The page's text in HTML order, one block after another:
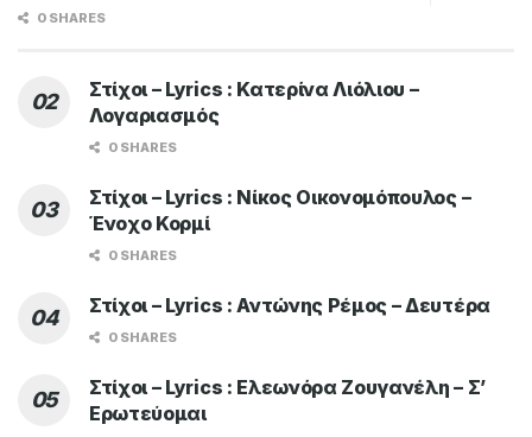
0 SHARES
Στίχοι – Lyrics : Κατερίνα Λιόλιου –
Λογαριασμός
0 SHARES
Στίχοι – Lyrics : Νίκος Οικονομόπουλος –
Ένοχο Κορμί
0 SHARES
Στίχοι – Lyrics : Αντώνης Ρέμος – Δευτέρα
0 SHARES
Στίχοι – Lyrics : Ελεωνόρα Ζουγανέλη – Σ’
Ερωτεύομαι